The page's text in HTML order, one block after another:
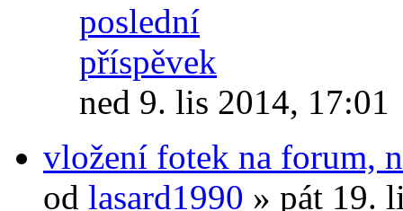
ned 9. lis 2014, 17:01
vložení fotek na forum,
od lasard1990 » pát 19.